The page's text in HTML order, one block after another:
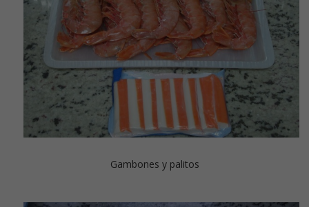
Gambones y palitos